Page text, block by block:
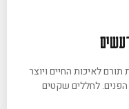
לאיכות החיים ויוצר
הפנים. לחללים שקטים